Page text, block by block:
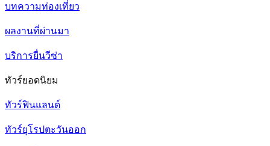
บทความท่องเที่ยว
ผลงานที่ผ่านมา
บริการยื่นวีซ่า
ทัวร์ยอดนิยม
ทัวร์ฟินแลนด์
ทัวร์ยุโรปตะวันออก